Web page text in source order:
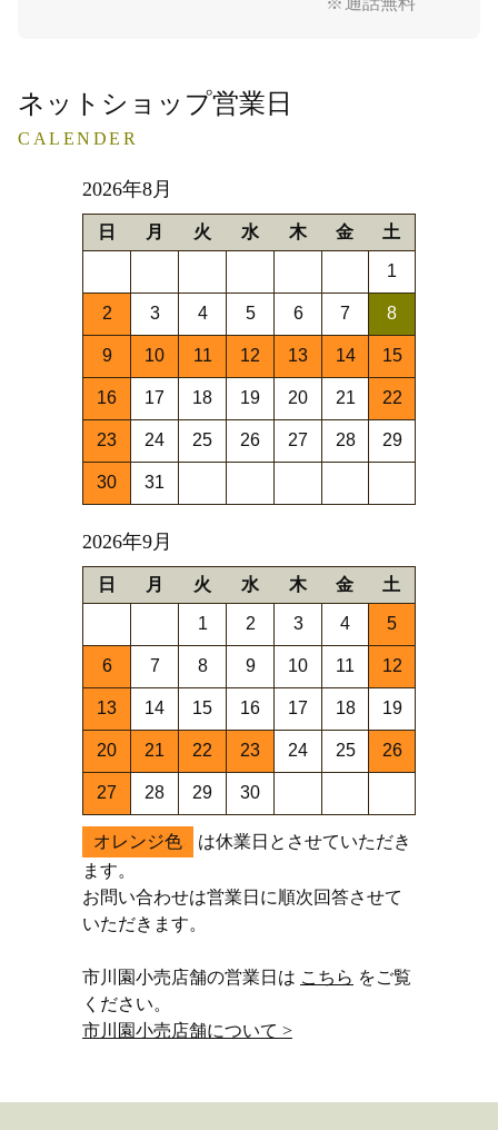
ネットショップ営業日
CALENDER
2026年8月
日 月 火 水 木 金 土
1
2 3 4 5 6 7 8
9 10 11 12 13 14 15
16 17 18 19 20 21 22
23 24 25 26 27 28 29
30 31
2026年9月
日 月 火 水 木 金 土
1 2 3 4 5
6 7 8 9 10 11 12
13 14 15 16 17 18 19
20 21 22 23 24 25 26
27 28 29 30
オレンジ色
は休業日とさせていただき
ます。
お問い合わせは営業日に順次回答させて
いただきます。
市川園小売店舗の営業日は こちら をご覧
ください。
市川園小売店舗について >